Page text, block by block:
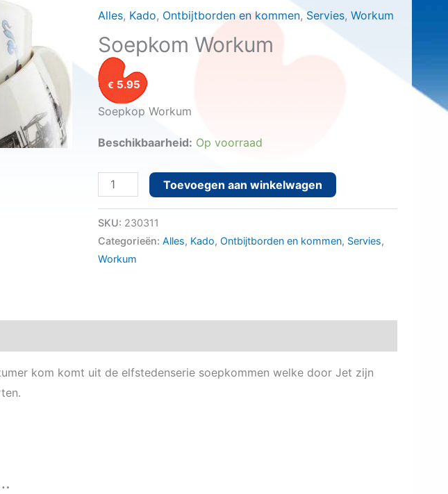
Alles, Kado, Ontbijtborden en kommen, Servies, Workum
Soepkom Workum
€ 5.95
Soepkop Workum
Beschikbaarheid: Op voorraad
Soepkom Workum aantal
Toevoegen aan winkelwagen
SKU: 230311
Categorieën: Alles, Kado, Ontbijtborden en kommen, Servies,
Workum
kom komt uit de elfstedenserie soepkommen welke door Jet zijn